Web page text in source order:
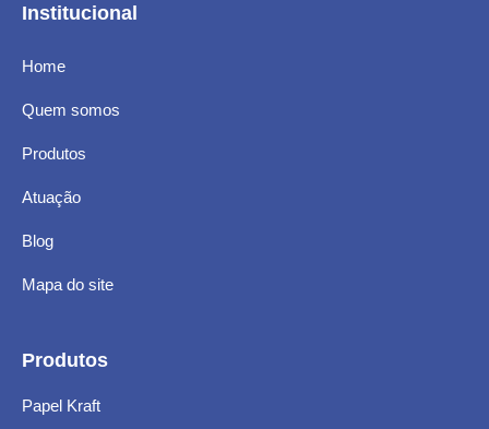
Institucional
Home
Quem somos
Produtos
Atuação
Blog
Mapa do site
Produtos
Papel Kraft